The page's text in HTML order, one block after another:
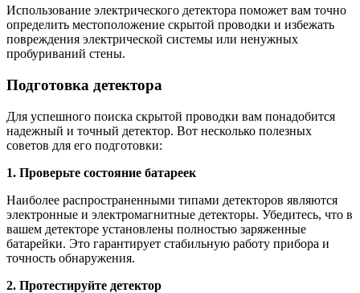
Использование электрического детектора поможет вам точно
определить местоположение скрытой проводки и избежать
повреждения электрической системы или ненужных
пробуриваний стены.
Подготовка детектора
Для успешного поиска скрытой проводки вам понадобится
надежный и точный детектор. Вот несколько полезных
советов для его подготовки:
1. Проверьте состояние батареек
Наиболее распространенными типами детекторов являются
электронные и электромагнитные детекторы. Убедитесь, что в
вашем детекторе установлены полностью заряженные
батарейки. Это гарантирует стабильную работу прибора и
точность обнаружения.
2. Протестируйте детектор